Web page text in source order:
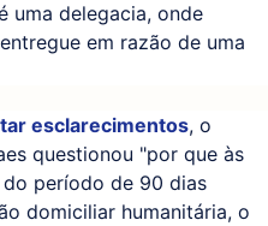
uma delegacia, onde
em razão de uma
esclarecimentos, o
questionou "por que às
período de 90 dias
domiciliar humanitária, o